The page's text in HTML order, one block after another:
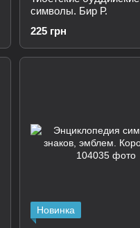
символы. Бир Р.
225 грн
Новинка